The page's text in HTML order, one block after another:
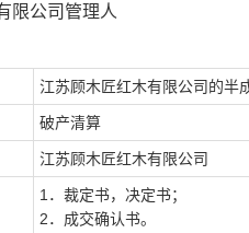
限公司管理人
江苏顾木匠红木有限公司的半
破产清算
江苏顾木匠红木有限公司
1．裁定书， 决定书；
2． 成交确认书。